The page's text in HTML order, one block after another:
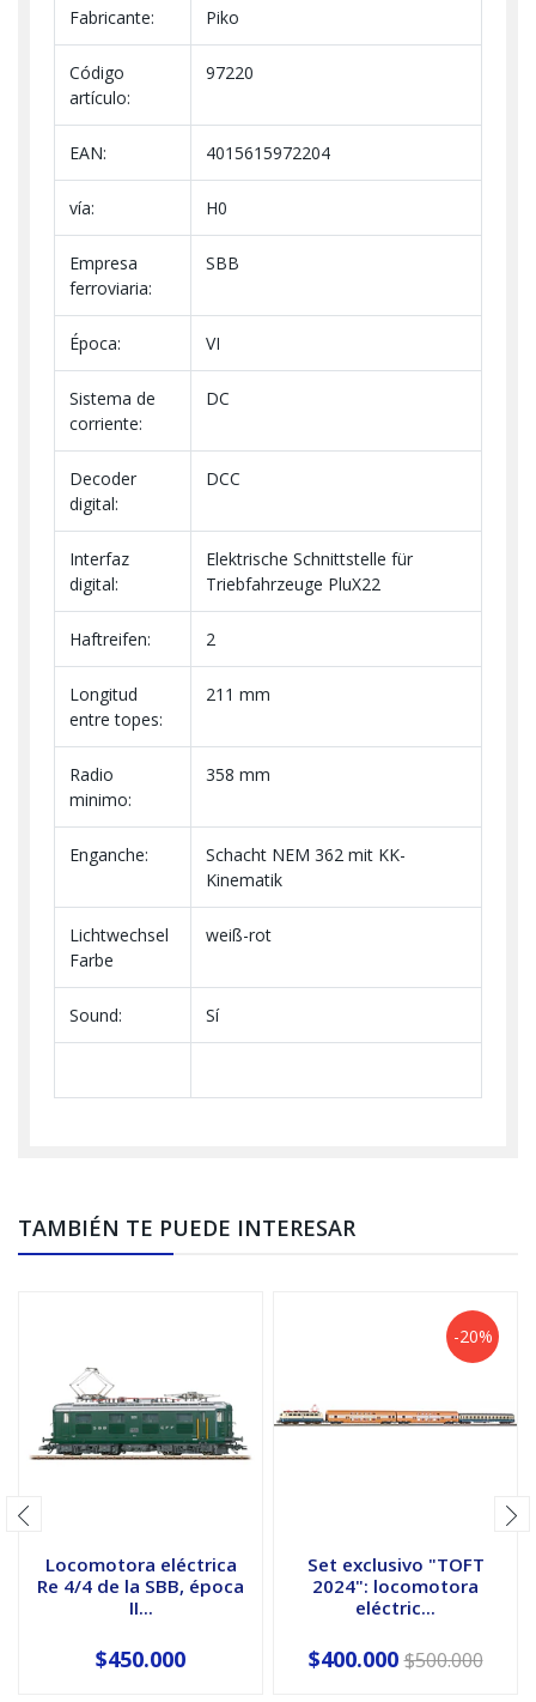
Fabricante: Piko
Código
artículo:
97220
EAN: 4015615972204
vía: H0
Empresa
ferroviaria:
SBB
Época: VI
Sistema de
corriente:
DC
Decoder
digital:
DCC
Interfaz
digital:
Elektrische Schnittstelle für
Triebfahrzeuge PluX22
Haftreifen: 2
Longitud
entre topes:
211 mm
Radio
minimo:
358 mm
Enganche:
Schacht NEM 362 mit KK-
Kinematik
Lichtwechsel
Farbe
weiß-rot
Sound: Sí
TAMBIÉN TE PUEDE INTERESAR
Locomotora eléctrica
Re 4/4 de la SBB, época
II...
$450.000
-20%
Set exclusivo "TOFT
2024": locomotora
eléctric...
$400.000 $500.000